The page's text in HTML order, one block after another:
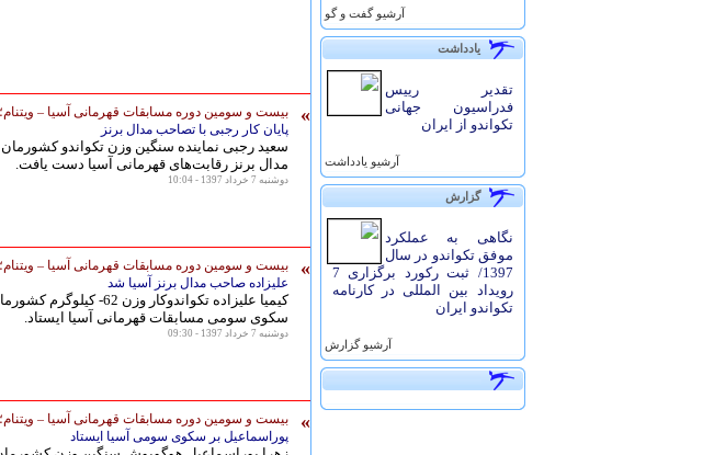
»
بیست و سومین دوره مسابقات قهرمانی آسیا – ویتنام؛
پایان کار رجبی با تصاحب مدال برنز
سعید رجبی نماینده سنگین وزن تکواندو
مدال برنز رقابت‌های قهرمانی آسیا دست یافت.
دوشنبه 7 خرداد 1397 - 10:04
»
بیست و سومین دوره مسابقات قهرمانی آسیا – ویتنام؛
علیزاده صاحب مدال برنز آسیا شد
کیمیا علیزاده تکواندوکار
سکوی سومی مسابقات قهرمانی آسیا ایستاد.
دوشنبه 7 خرداد 1397 - 09:30
»
بیست و سومین دوره مسابقات قهرمانی آسیا – ویتنام؛
پوراسماعیل بر سکوی سومی آسیا ایستاد
آرشيو گفت و گو
یادداشت
تقدیر رییس
فدراسیون جهانی
تکواندو از ایران
آرشيو یادداشت
گزارش
نگاهی به عملکرد
موفق تکواندو در سال
1397/ ثبت رکورد برگزاری 7
رویداد بین المللی در کارنامه
تکواندو ایران
آرشيو گزارش